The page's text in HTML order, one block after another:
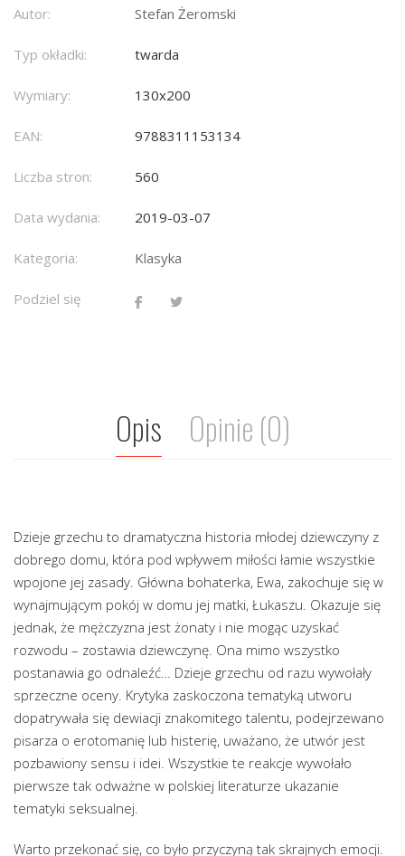
Autor: Stefan Żeromski
Typ okładki: twarda
Wymiary: 130x200
EAN: 9788311153134
Liczba stron: 560
Data wydania: 2019-03-07
Kategoria: Klasyka
Podziel się
Opis Opinie (0)
Dzieje grzechu to dramatyczna historia młodej dziewczyny z
dobrego domu, która pod wpływem miłości łamie wszystkie
wpojone jej zasady. Główna bohaterka, Ewa, zakochuje się w
wynajmującym pokój w domu jej matki, Łukaszu. Okazuje się
jednak, że mężczyzna jest żonaty i nie mogąc uzyskać
rozwodu – zostawia dziewczynę. Ona mimo wszystko
postanawia go odnaleźć… Dzieje grzechu od razu wywołały
sprzeczne oceny. Krytyka zaskoczona tematyką utworu
dopatrywała się dewiacji znakomitego talentu, podejrzewano
pisarza o erotomanię lub histerię, uważano, że utwór jest
pozbawiony sensu i idei. Wszystkie te reakcje wywołało
pierwsze tak odważne w polskiej literaturze ukazanie
tematyki seksualnej.
Warto przekonać się, co było przyczyną tak skrajnych emocji.